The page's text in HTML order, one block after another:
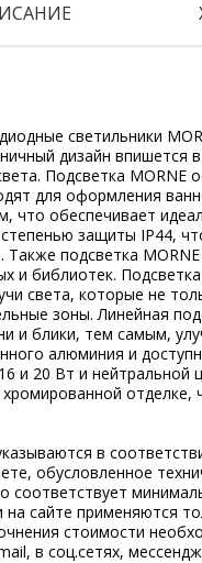
светильники
дизайн впишется
Подсветка
для оформления
что обеспечивает
защиты IP44,
Также подсветка
и библиотек.
света, которые не
зоны. Линейная
и блики, тем самым,
алюминия и
и 20 Вт и нейтральной
отделке,
в
обусловленное
соответствует
сайте применяются
стоимости
в соц.сетях,